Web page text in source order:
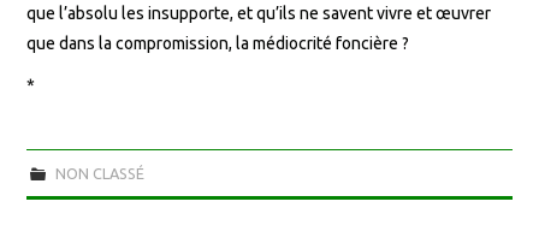
que l’absolu les insupporte, et qu’ils ne savent vivre et œuvrer
que dans la compromission, la médiocrité foncière ?
*
NON CLASSÉ